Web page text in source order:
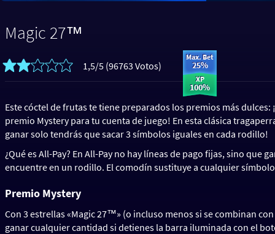
Magic 27™
1,5/5 (96763 Votos)
Este cóctel de frutas te tiene preparados los premios más dulces:
premio Mystery para tu cuenta de juego! En esta clásica
ganar solo tendrás que sacar 3 símbolos iguales en cada rodillo!
¿Qué es All-Pay? En All-Pay no hay líneas de pago fijas, sino que
encuentre en un rodillo. El comodín sustituye a cualquier
Premio Mystery
Con 3 estrellas «Magic 27™» (o incluso menos si se combinan
ganar cualquier cantidad si detienes la barra iluminada con el